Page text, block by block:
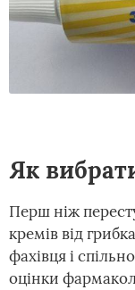
Як
Перш ніж
кремів від
фахівця і
оцінки